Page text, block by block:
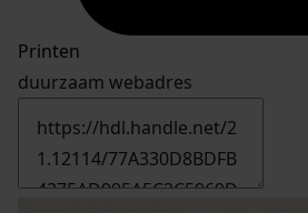
Printen
duurzaam webadres